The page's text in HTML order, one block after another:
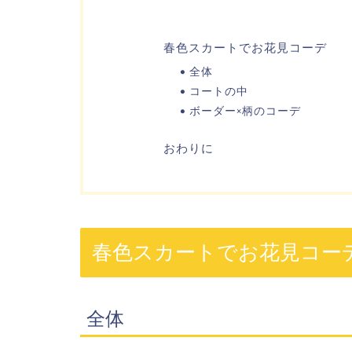
春色スカートでお花見コーデ
全体
コートの中
ボーダー×柄のコーデ
おわりに
春色スカートでお花見コー
全体